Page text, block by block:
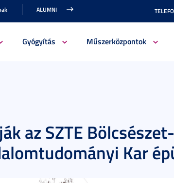
ALUMNI
Gyógyítás Műszerközpontok
az SZTE
Kar